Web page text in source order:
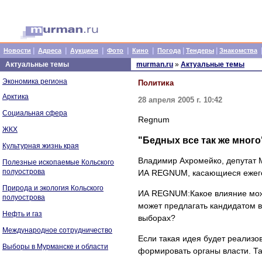
Новости Адреса Аукцион Фото Кино Погода Тендеры Знакомства
Актуальные темы
Экономика региона
Арктика
Социальная сфера
ЖКХ
Культурная жизнь края
Полезные ископаемые Кольского
полуострова
Природа и экология Кольского
полуострова
Нефть и газ
Международное сотрудничество
Выборы в Мурманске и области
murman.ru » Актуальные темы
Политика
28 апреля 2005 г. 10:42
Regnum
"Бедных все так же
Владимир Ахромейко, депутат
ИА REGNUM, касающиеся
ИА REGNUM:Какое влияние
может предлагать кандидатом
выборах?
Если такая идея будет
формировать органы власти.